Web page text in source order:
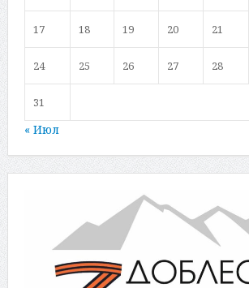
17 18 19 20 21
24 25 26 27 28
31
« Июл